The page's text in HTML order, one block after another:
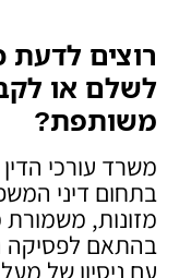
רוצים לדעת
לשלם או
משותפת?
משרד עורכי
בתחום דיני
מזונות,
בהתאם